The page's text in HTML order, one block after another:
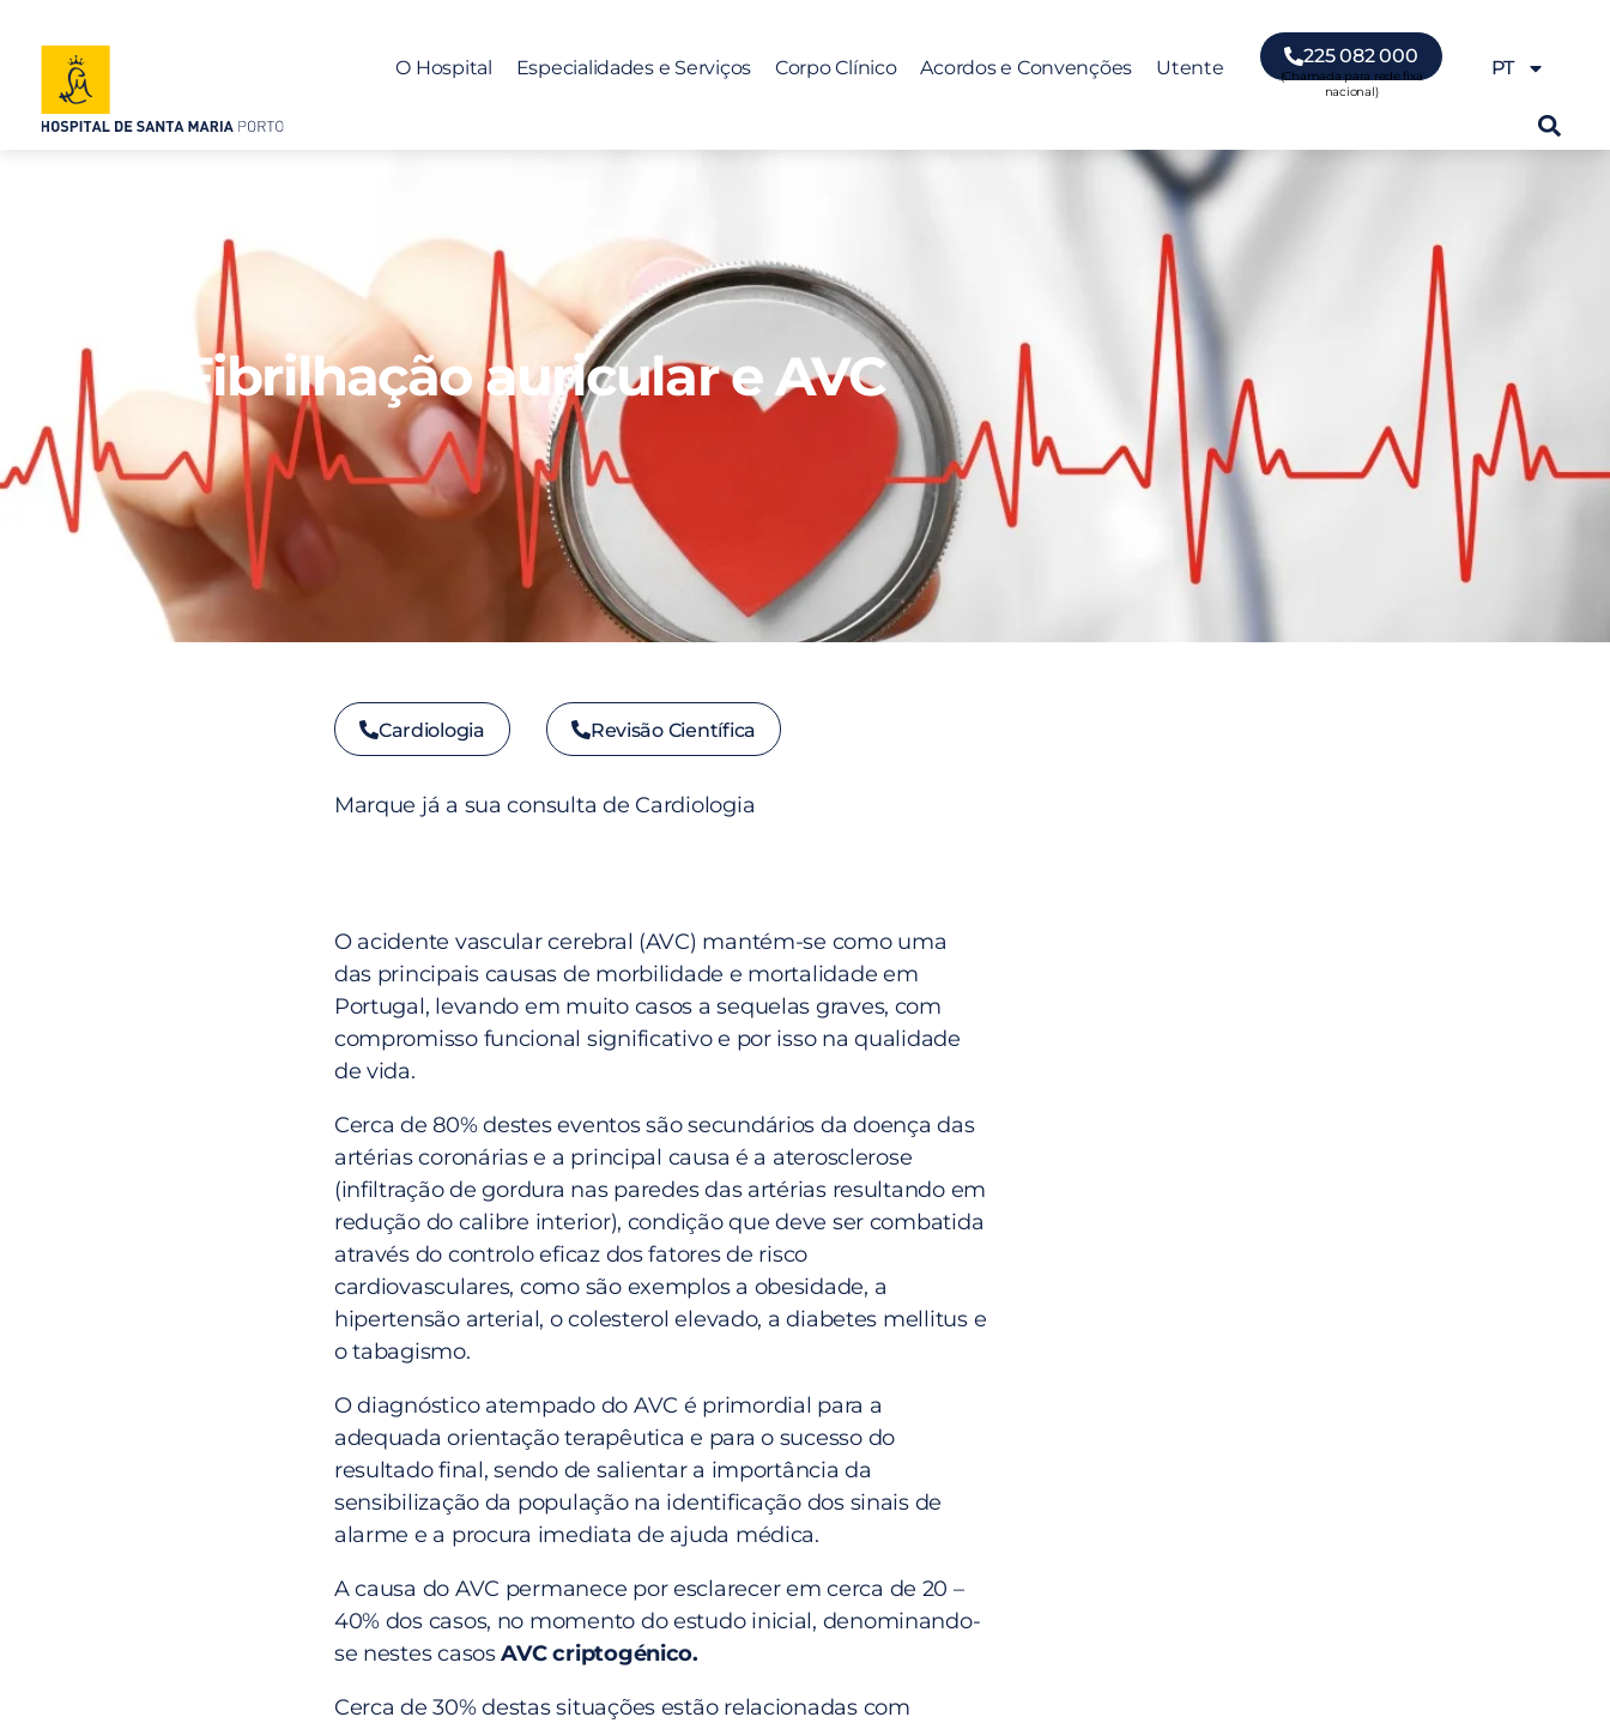
O Hospital Especialidades e Serviços Corpo Clínico Acordos e Convenções Utente
225 082 000
PT
Fibrilhação auricular e AVC
Cardiologia Revisão Científica
Marque já a sua consulta de Cardiologia
O acidente vascular cerebral (AVC) mantém-se como uma
das principais causas de morbilidade e mortalidade em
Portugal, levando em muito casos a sequelas graves, com
compromisso funcional significativo e por isso na qualidade
de vida.
Cerca de 80% destes eventos são secundários da doença das
artérias coronárias e a principal causa é a aterosclerose
(infiltração de gordura nas paredes das artérias resultando em
redução do calibre interior), condição que deve ser combatida
através do controlo eficaz dos fatores de risco
cardiovasculares, como são exemplos a obesidade, a
hipertensão arterial, o colesterol elevado, a diabetes mellitus e
o tabagismo.
O diagnóstico atempado do AVC é primordial para a
adequada orientação terapêutica e para o sucesso do
resultado final, sendo de salientar a importância da
sensibilização da população na identificação dos sinais de
alarme e a procura imediata de ajuda médica.
A causa do AVC permanece por esclarecer em cerca de 20 –
40% dos casos, no momento do estudo inicial, denominando-
se nestes casosAVC criptogénico.
Cerca de 30% destas situações estão relacionadas com